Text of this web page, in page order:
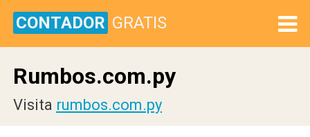
CONTADOR GRATIS
Rumbos.com.py
Visita rumbos.com.py